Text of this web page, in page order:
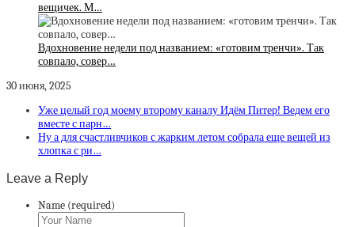
вещичек. М…
Вдохновение недели под названием: «готовим тренчи». Так
совпало, совер…
30 июня, 2025
Уже целый год моему второму каналу Идём Питер! Ведем его
вместе с парн…
Ну а для счастливчиков с жарким летом собрала еще вещей из
хлопка с ри…
Leave a Reply
Name (required)